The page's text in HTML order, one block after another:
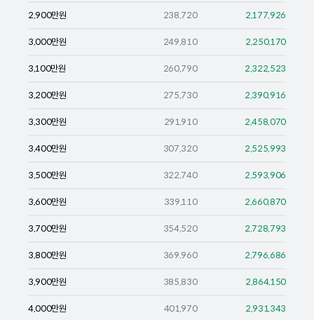
2,900만원 238,720 2,177,926
3,000만원 249,810 2,250,170
3,100만원 260,790 2,322,523
3,200만원 275,730 2,390,916
3,300만원 291,910 2,458,070
3,400만원 307,320 2,525,993
3,500만원 322,740 2,593,906
3,600만원 339,110 2,660,870
3,700만원 354,520 2,728,793
3,800만원 369,960 2,796,686
3,900만원 385,830 2,864,150
4,000만원 401,970 2,931,343